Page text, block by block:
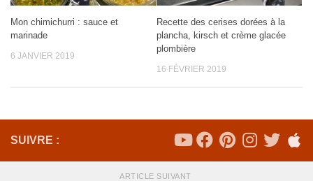
Mon chimichurri : sauce et
marinade
6 JANVIER 2019
Recette des cerises dorées à la
plancha, kirsch et crème glacée
plombière
16 FÉVRIER 2019
SUIVRE :
ARTICLE SUIVANT